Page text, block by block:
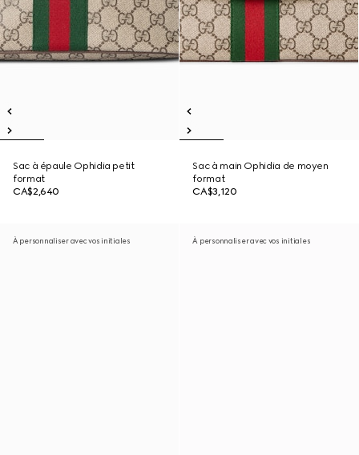
Sac à épaule Ophidia petit
format
CA$2,640
Sac à main Ophidia de moyen
format
CA$3,120
À personnaliser avec vos initiales À personnaliser avec vos initiales